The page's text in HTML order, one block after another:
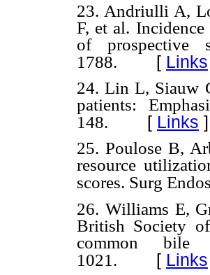
23. Andriulli A,
F, et al.
of prospective
1788. [ Links
24. Lin L, Siauw
patients:
148. [ Links ]
25. Poulose B,
resource
scores. Surg
26. Williams E,
British Society
common bile
1021. [ Links